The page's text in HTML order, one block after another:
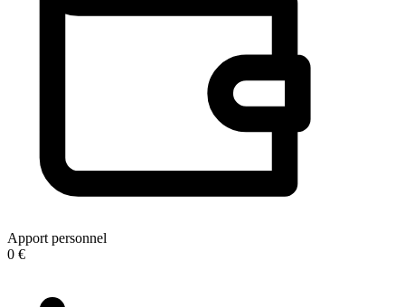
Apport personnel
0 €